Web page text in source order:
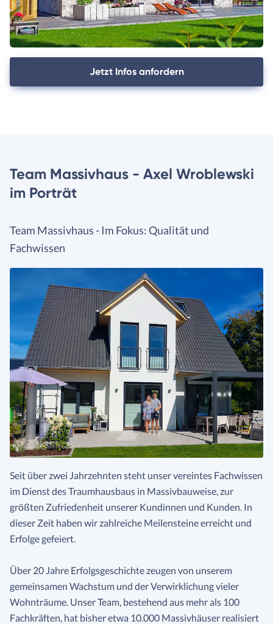
Jetzt Infos anfordern
Team Massivhaus - Axel Wroblewski
im Porträt
Team Massivhaus - Im Fokus: Qualität und
Fachwissen
Seit über zwei Jahrzehnten steht unser vereintes Fachwissen
im Dienst des Traumhausbaus in Massivbauweise, zur
größten Zufriedenheit unserer Kundinnen und Kunden. In
dieser Zeit haben wir zahlreiche Meilensteine erreicht und
Erfolge gefeiert.
Über 20 Jahre Erfolgsgeschichte zeugen von unserem
gemeinsamen Wachstum und der Verwirklichung vieler
Wohnträume. Unser Team, bestehend aus mehr als 100
Fachkräften, hat bisher etwa 10.000 Massivhäuser realisiert